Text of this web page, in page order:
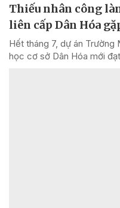
Thiếu nhân công
liên cấp Dân Hóa
Hết tháng 7, dự án Trường
học cơ sở Dân Hóa mới